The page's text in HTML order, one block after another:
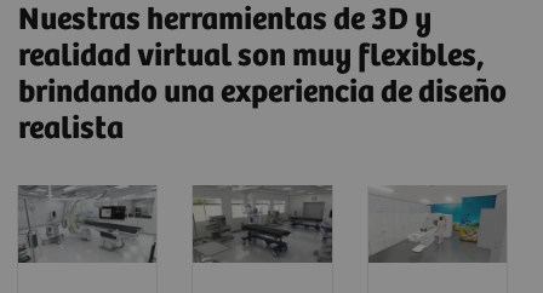
Nuestras herramientas de 3D y
realidad virtual son muy flexibles,
brindando una experiencia de diseño
realista